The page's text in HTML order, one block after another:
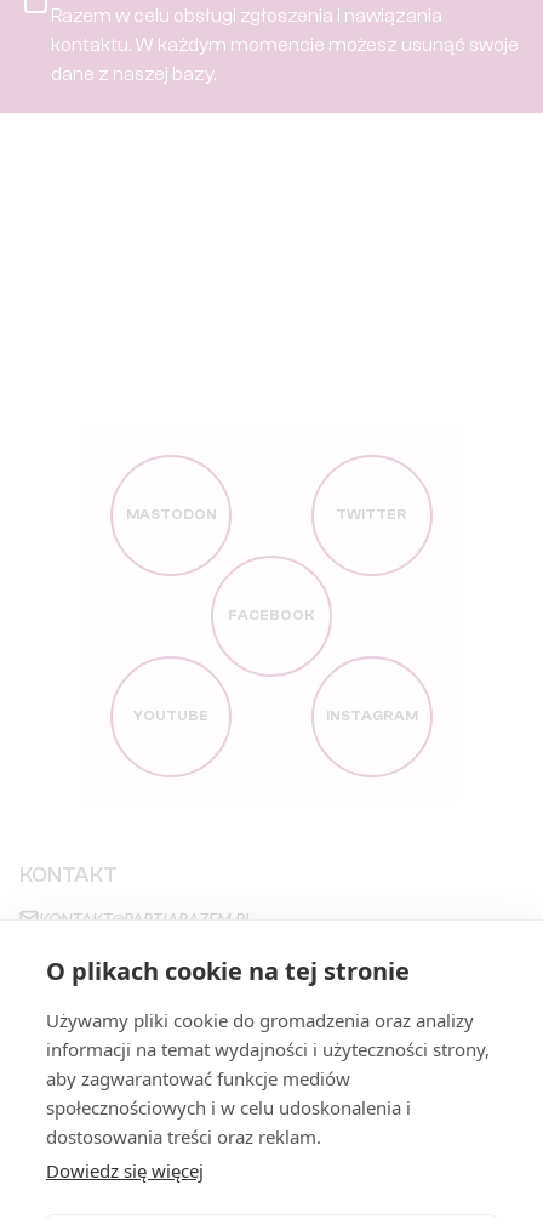
O plikach cookie na tej stronie
Używamy pliki cookie do gromadzenia oraz analizy
informacji na temat wydajności i użyteczności strony,
aby zagwarantować funkcje mediów
społecznościowych i w celu udoskonalenia i
dostosowania treści oraz reklam.
Dowiedz się więcej
Razem w celu obsługi zgłoszenia i nawiązania
kontaktu. W każdym momencie możesz usunąć swoje
dane z naszej bazy.
MASTODON TWITTER
FACEBOOK
YOUTUBE INSTAGRAM
KONTAKT
KONTAKT@PARTIARAZEM.PL
+48663483923
STRONY
PROGRAM FILARY
STANOWISKA